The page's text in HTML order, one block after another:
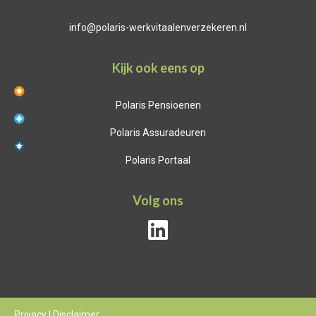
info@polaris-werkvitaalenverzekeren.nl
Kijk ook eens op
Polaris Pensioenen
Polaris Assuradeuren
Polaris Portaal
Volg ons